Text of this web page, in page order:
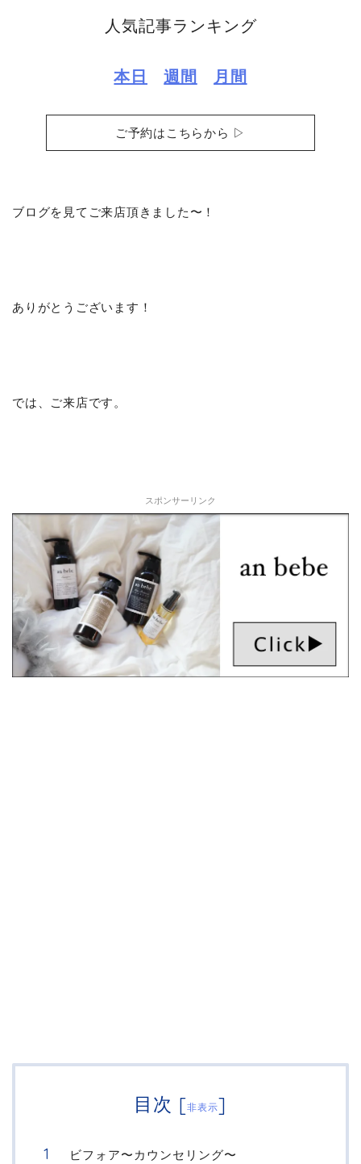
人気記事ランキング
本日 週間 月間
ご予約はこちらから ▷
ブログを見てご来店頂きました〜！
ありがとうございます！
では、ご来店です。
スポンサーリンク
目次 [非表示]
ビフォア〜カウンセリング〜